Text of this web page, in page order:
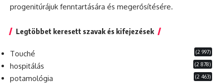
progenitúrájuk fenntartására és megerősítésére.
Legtöbbet keresett szavak és kifejezések
Touché (2 997)
hospitálás (2 878)
potamológia (2 463)